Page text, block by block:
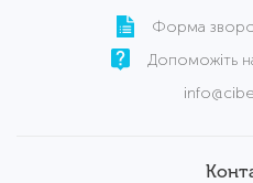
Форма
Допоможіть